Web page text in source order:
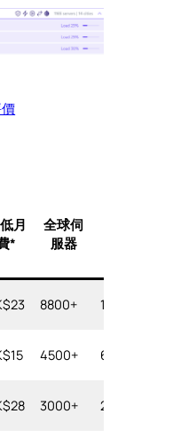
月
*
全球伺
服器
8800+ 1900+
4500+ 600+
3000+ 20+